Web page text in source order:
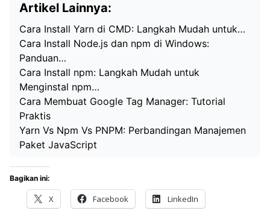
Artikel Lainnya:
Cara Install Yarn di CMD: Langkah Mudah untuk…
Cara Install Node.js dan npm di Windows:
Panduan…
Cara Install npm: Langkah Mudah untuk
Menginstal npm…
Cara Membuat Google Tag Manager: Tutorial
Praktis
Yarn Vs Npm Vs PNPM: Perbandingan Manajemen
Paket JavaScript
Bagikan ini:
X Facebook LinkedIn